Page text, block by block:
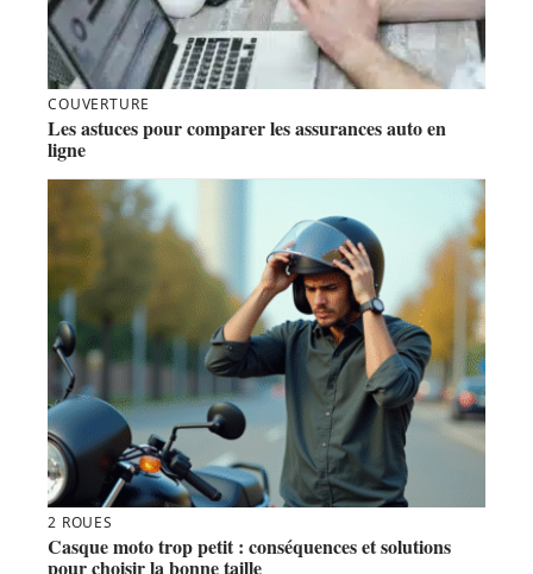
COUVERTURE
Les astuces pour comparer les assurances auto en
ligne
2 ROUES
Casque moto trop petit : conséquences et solutions
pour choisir la bonne taille